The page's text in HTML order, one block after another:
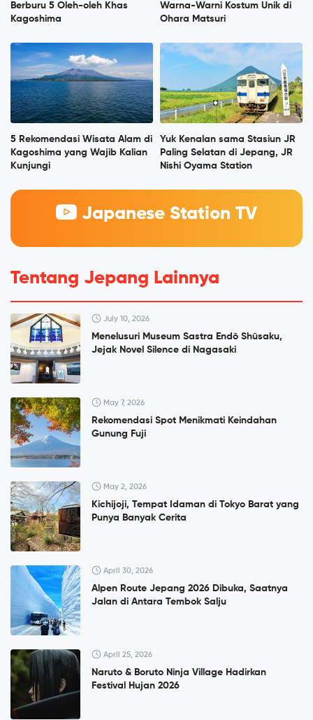
Berburu 5 Oleh-oleh Khas
Kagoshima
Warna-Warni Kostum Unik di
Ohara Matsuri
5 Rekomendasi Wisata Alam di
Kagoshima yang Wajib Kalian
Kunjungi
Yuk Kenalan sama Stasiun JR
Paling Selatan di Jepang, JR
Nishi Oyama Station
Japanese Station TV
Tentang Jepang Lainnya
July 10, 2026
Menelusuri Museum Sastra Endō Shūsaku,
Jejak Novel Silence di Nagasaki
May 7, 2026
Rekomendasi Spot Menikmati Keindahan
Gunung Fuji
May 2, 2026
Kichijoji, Tempat Idaman di Tokyo Barat yang
Punya Banyak Cerita
April 30, 2026
Alpen Route Jepang 2026 Dibuka, Saatnya
Jalan di Antara Tembok Salju
April 25, 2026
Naruto & Boruto Ninja Village Hadirkan
Festival Hujan 2026